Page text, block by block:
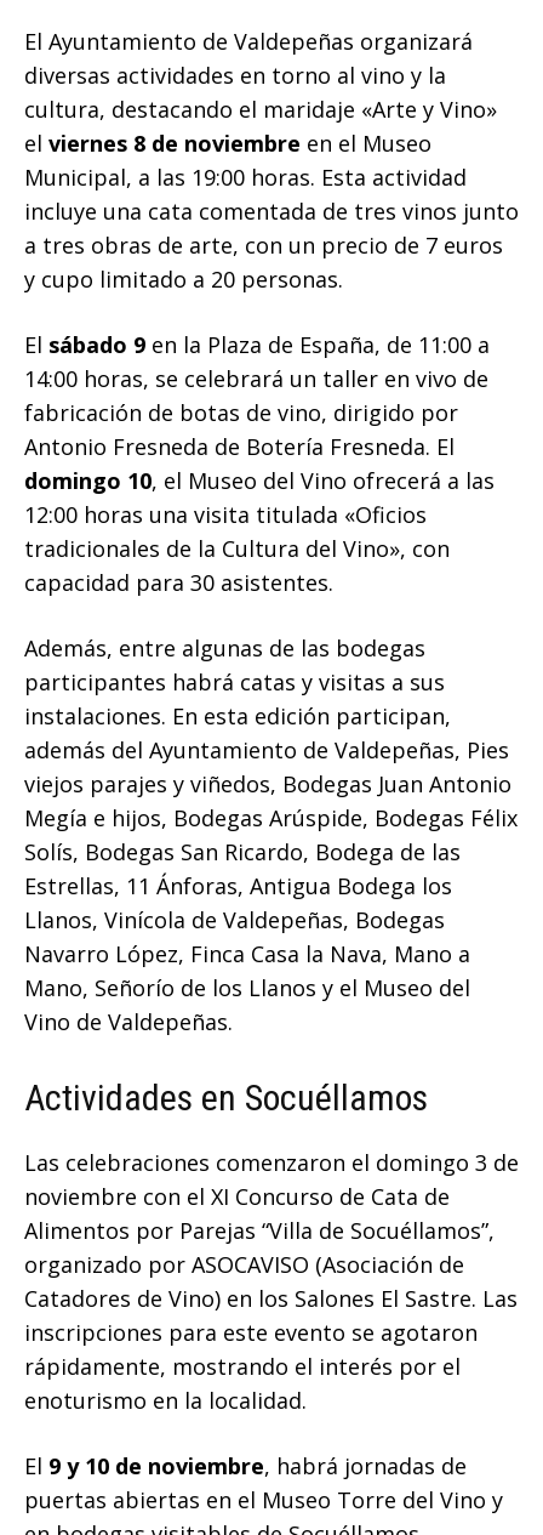
El Ayuntamiento de Valdepeñas organizará
diversas actividades en torno al vino y la
cultura, destacando el maridaje «Arte y Vino»
el viernes 8 de noviembre en el Museo
Municipal, a las 19:00 horas. Esta actividad
incluye una cata comentada de tres vinos junto
a tres obras de arte, con un precio de 7 euros
y cupo limitado a 20 personas.
El sábado 9 en la Plaza de España, de 11:00 a
14:00 horas, se celebrará un taller en vivo de
fabricación de botas de vino, dirigido por
Antonio Fresneda de Botería Fresneda. El
domingo 10, el Museo del Vino ofrecerá a las
12:00 horas una visita titulada «Oficios
tradicionales de la Cultura del Vino», con
capacidad para 30 asistentes.
Además, entre algunas de las bodegas
participantes habrá catas y visitas a sus
instalaciones. En esta edición participan,
además del Ayuntamiento de Valdepeñas, Pies
viejos parajes y viñedos, Bodegas Juan Antonio
Megía e hijos, Bodegas Arúspide, Bodegas Félix
Solís, Bodegas San Ricardo, Bodega de las
Estrellas, 11 Ánforas, Antigua Bodega los
Llanos, Vinícola de Valdepeñas, Bodegas
Navarro López, Finca Casa la Nava, Mano a
Mano, Señorío de los Llanos y el Museo del
Vino de Valdepeñas.
Actividades en Socuéllamos
Las celebraciones comenzaron el domingo 3 de
noviembre con el XI Concurso de Cata de
Alimentos por Parejas “Villa de Socuéllamos”,
organizado por ASOCAVISO (Asociación de
Catadores de Vino) en los Salones El Sastre. Las
inscripciones para este evento se agotaron
rápidamente, mostrando el interés por el
enoturismo en la localidad.
El 9 y 10 de noviembre, habrá jornadas de
puertas abiertas en el Museo Torre del Vino y